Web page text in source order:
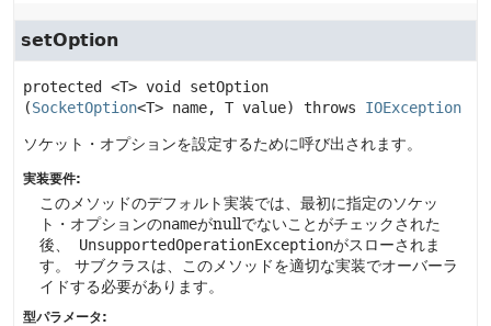
setOption
protected <T> void
setOption
(SocketOption<T> name, T value) throws IOException
ソケット・オプションを設定するために呼び出されます。
実装要件:
このメソッドのデフォルト実装では、最初に指定のソケッ
ト・オプションのnameがnullでないことがチェックされた
後、
UnsupportedOperationExceptionがスローされま
す。
サブクラスは、このメソッドを適切な実装でオーバーラ
イドする必要があります。
型パラメータ: